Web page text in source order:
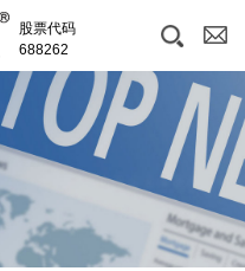
股票代码
688262